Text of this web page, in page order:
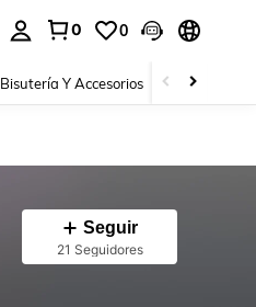
0 0
Bisutería Y Accesorios Zapatos
Seguir
21 Seguidores